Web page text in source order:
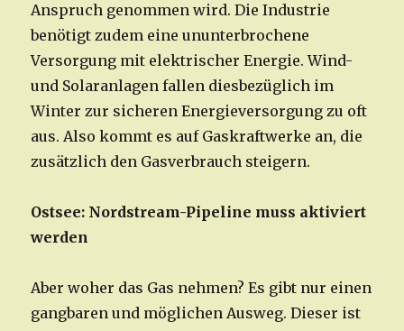
Anspruch genommen wird. Die Industrie
benötigt zudem eine ununterbrochene
Versorgung mit elektrischer Energie. Wind-
und Solaranlagen fallen diesbezüglich im
Winter zur sicheren Energieversorgung zu oft
aus. Also kommt es auf Gaskraftwerke an, die
zusätzlich den Gasverbrauch steigern.
Ostsee: Nordstream-Pipeline muss aktiviert
werden
Aber woher das Gas nehmen? Es gibt nur einen
gangbaren und möglichen Ausweg. Dieser ist